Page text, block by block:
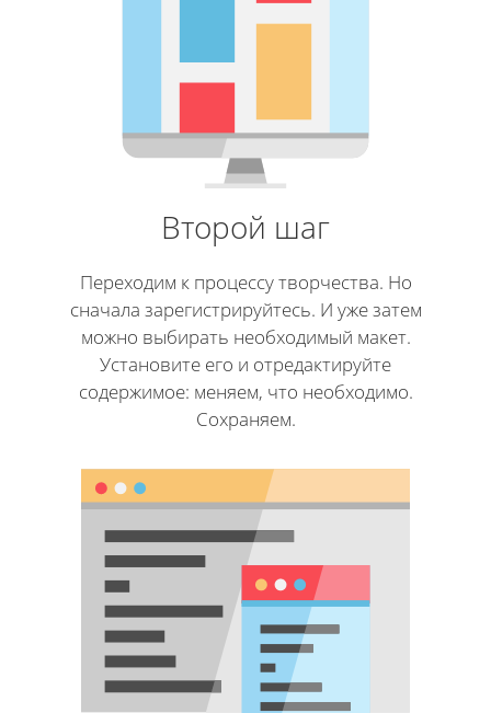
Второй шаг
Переходим к процессу творчества. Но
сначала зарегистрируйтесь. И уже затем
можно выбирать необходимый макет.
Установите его и отредактируйте
содержимое: меняем, что необходимо.
Сохраняем.